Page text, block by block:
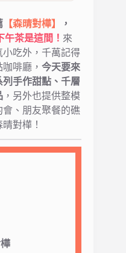
【森晴對樺】
，
午茶是這間！ 來
吃外，千萬記得
啡廳， 今天要來
手作甜點、千層
，另外也提供整模
、朋友聚餐的礁
對樺！